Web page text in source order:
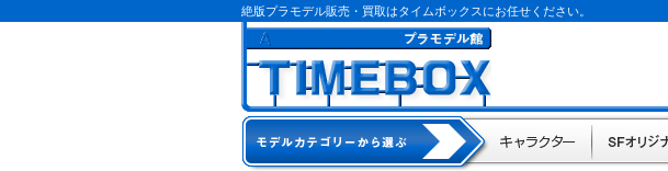
絶版プラモデル販売・買取はタイムボックスにお任せください。